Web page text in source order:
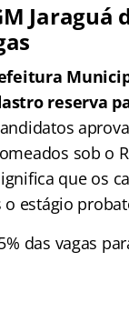
Jaraguá
reserva
sob o
que os
o estágio
das vagas